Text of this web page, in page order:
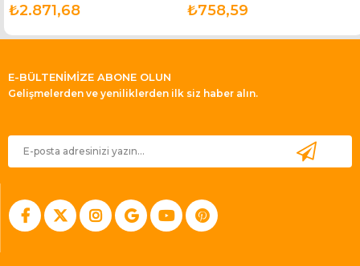
₺2.871,68 ₺758,59
E-BÜLTENİMİZE ABONE OLUN
Gelişmelerden ve yeniliklerden ilk siz haber alın.